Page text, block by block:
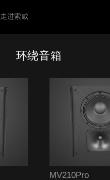
走进索威
环绕音箱
MV210Pro